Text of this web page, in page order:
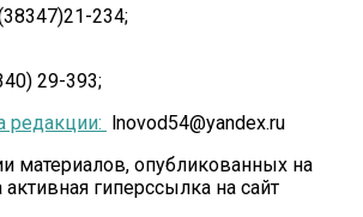
234;
29-393;
редакции:
lnovod54@yandex.ru
материалов, опубликованных на
активная гиперссылка на сайт